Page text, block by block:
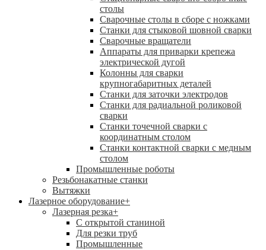
столы
Сварочные столы в сборе с ножками
Станки для стыковой шовной сварки
Сварочные вращатели
Аппараты для приварки крепежа
электрической дугой
Колонны для сварки
крупногабаритных деталей
Станки для заточки электродов
Станки для радиальной роликовой
сварки
Станки точечной сварки с
координатным столом
Станки контактной сварки с медным
столом
Промышленные роботы
Резьбонакатные станки
Вытяжки
Лазерное оборудование+
Лазерная резка+
С открытой станиной
Для резки труб
Промышленные